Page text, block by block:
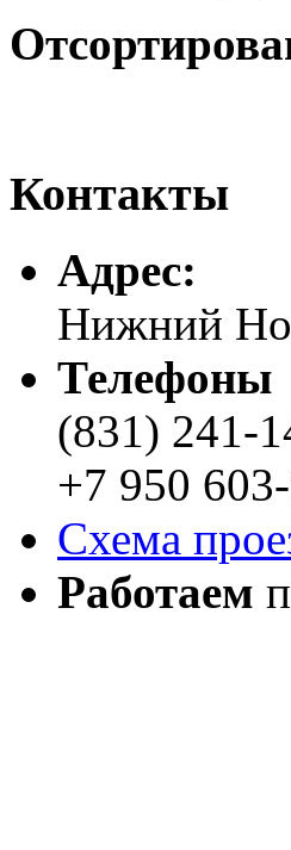
Контакты
Адреc:
Нижний
Телефоны
(831) 241-
+7 950
Схема
Работаем